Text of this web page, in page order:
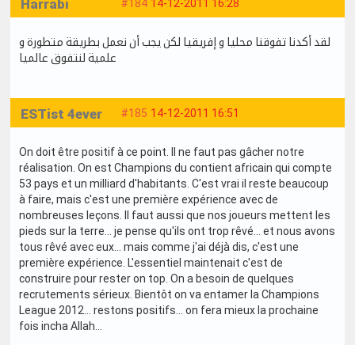
#184 14-12-2011 16:28
Harrabi
لقد أكدنا تفوقنا محليا و إفريقيا لكن يجب أن نعمل بطريقة متطورة و
علمية لنتفوق عالميا
#185 14-12-2011 16:51
ESTist 4ever
On doit être positif à ce point. Il ne faut pas gâcher notre
réalisation. On est Champions du contient africain qui compte
53 pays et un milliard d'habitants. C'est vrai il reste beaucoup
à faire, mais c'est une première expérience avec de
nombreuses leçons. Il faut aussi que nos joueurs mettent les
pieds sur la terre... je pense qu'ils ont trop rêvé... et nous avons
tous rêvé avec eux… mais comme j'ai déjà dis, c'est une
première expérience. L'essentiel maintenait c'est de
construire pour rester on top. On a besoin de quelques
recrutements sérieux. Bientôt on va entamer la Champions
League 2012… restons positifs… on fera mieux la prochaine
fois incha Allah…